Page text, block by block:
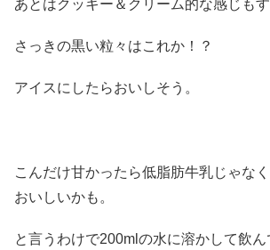
あとはクッキー＆クリーム的な感じもす
さっきの黒い粒々はこれか！？
アイスにしたらおいしそう。
こんだけ甘かったら低脂肪牛乳じゃな
おいしいかも。
と言うわけで200mlの水に溶かして飲ん